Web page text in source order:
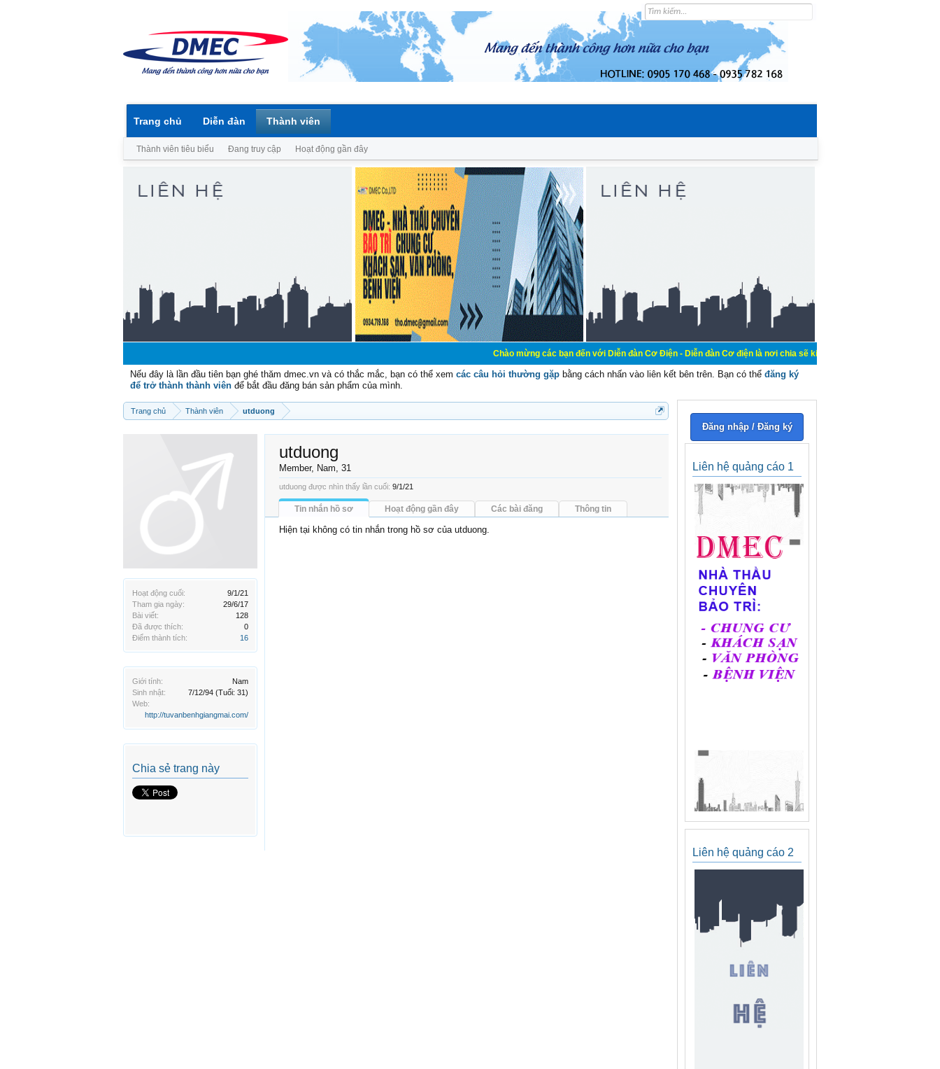
Chào mừng các bạn đến với Diễn đàn Cơ Điện - Diễn đàn Cơ điện là nơi chia sẽ kiến thức kinh nghiệm trong lãnh vực cơ
Nếu đây là lần đầu tiên bạn ghé thăm dmec.vn và có thắc mắc, bạn có thể xem các câu hỏi thường gặp bằng cách nhấn vào liên kết bên trên. Bạn có thể đăng ký
để trở thành thành viên để bắt đầu đăng bán sản phẩm của mình.
Trang chủ Thành viên utduong
Hoạt động cuối:
9/1/21
Tham gia ngày:
29/6/17
Bài viết:
128
Đã được thích:
0
Điểm thành tích:
16
Giới tính:
Nam
Sinh nhật:
7/12/94 (Tuổi: 31)
Web:
http://tuvanbenhgiangmai.com/
Chia sẻ trang này
utduong
Member, Nam, 31
utduong được nhìn thấy lần cuối: 9/1/21
Tin nhắn hồ sơ Hoạt động gần đây Các bài đăng Thông tin
Hiện tại không có tin nhắn trong hồ sơ của utduong.
Đăng nhập / Đăng ký
Liên hệ quảng cáo 1
Liên hệ quảng cáo 2
Trang chủ Diễn đàn Thành viên
Thành viên tiêu biểu Đang truy cập Hoạt động gần đây